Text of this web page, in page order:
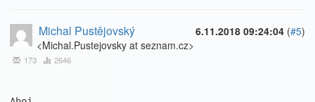
6.11.2018 09:24:04 (#5)
Michal Pustějovský
<Michal.Pustejovsky at seznam.cz>
173 2646